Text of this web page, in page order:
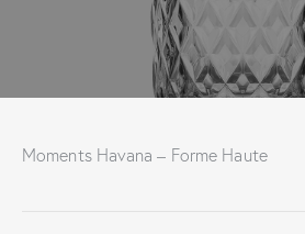
Moments Havana – Forme Haute